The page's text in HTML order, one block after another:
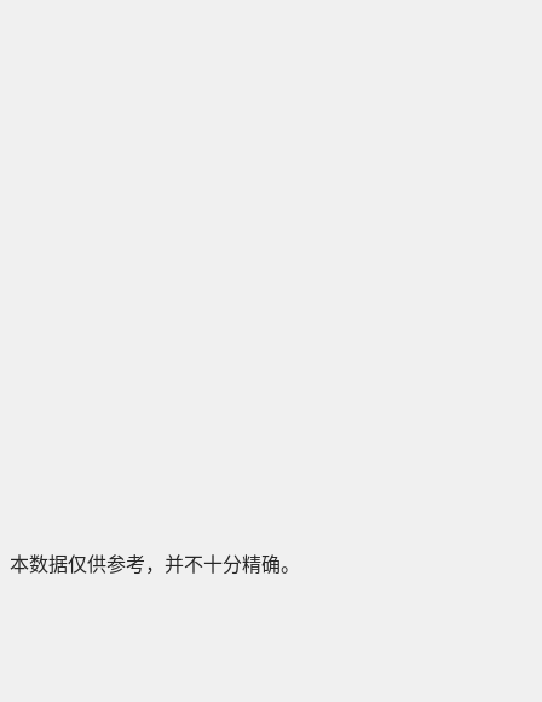
本数据仅供参考，并不十分精确。